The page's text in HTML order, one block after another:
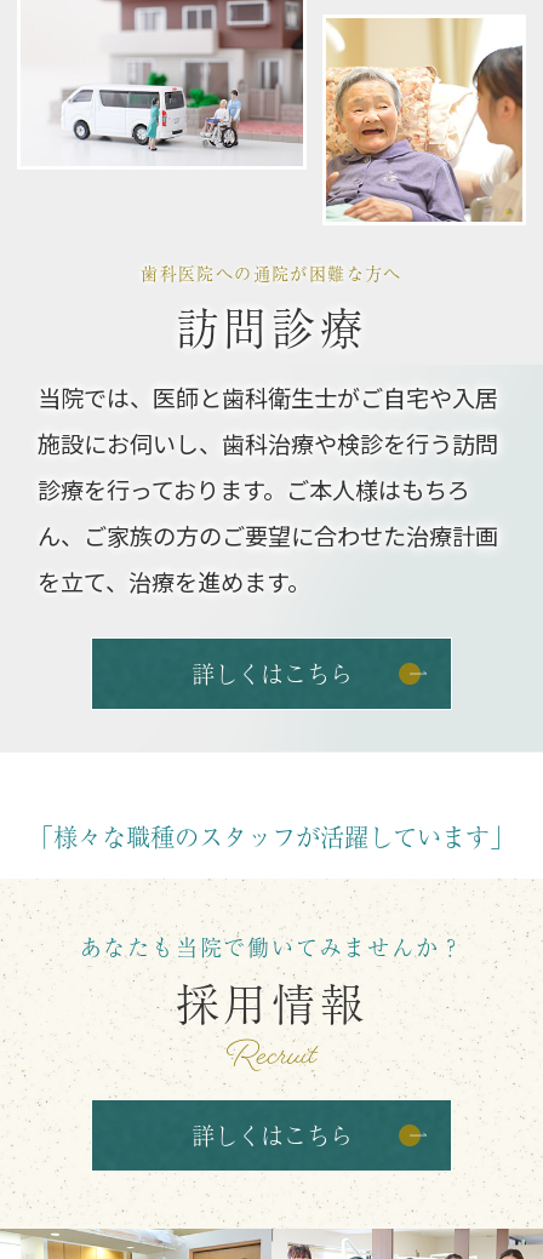
歯科医院への通院が困難な方へ
訪問診療
当院では、医師と歯科衛生士がご自宅や入居
施設にお伺いし、歯科治療や検診を行う訪問
診療を行っております。ご本人様はもちろ
ん、ご家族の方のご要望に合わせた治療計画
を立て、治療を進めます。
詳しくはこちら
「様々な職種のスタッフが活躍しています」
あなたも当院で働いてみませんか？
採用情報
Recruit
詳しくはこちら